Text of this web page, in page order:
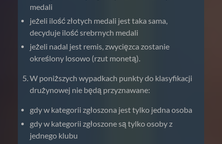
medali
jeżeli ilość złotych medali jest taka sama,
decyduje ilość srebrnych medali
jeżeli nadal jest remis, zwycięzca zostanie
określony losowo (rzut monetą).
W poniższych wypadkach punkty do klasyfikacji
drużynowej nie będą przyznawane:
gdy w kategorii zgłoszona jest tylko jedna osoba
gdy w kategorii zgłoszone są tylko osoby z
jednego klubu